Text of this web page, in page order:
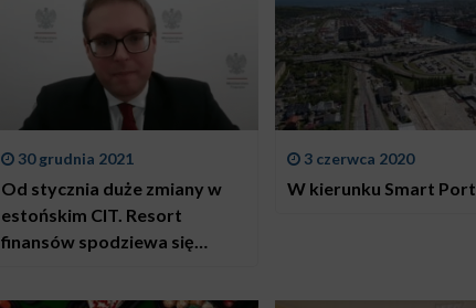
30 grudnia 2021
Od stycznia duże zmiany w
estońskim CIT. Resort
finansów spodziewa się
3 czerwca 2020
W kierunku Smart Port